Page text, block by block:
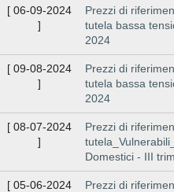
[ 06-09-2024
]
Prezzi di
tutela bassa
2024
[ 09-08-2024
]
Prezzi di
tutela bassa
2024
[ 08-07-2024
]
Prezzi di
Domestici - III
[ 05-06-2024
Prezzi di